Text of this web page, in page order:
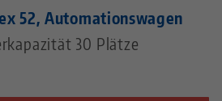
52, Automationswagen
30 Plätze